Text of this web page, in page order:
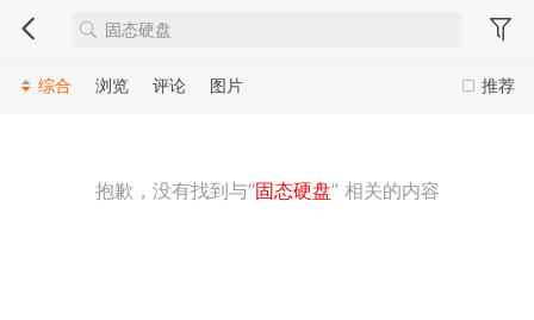
推荐
综合 浏览 评论 图片
抱歉，没有找到与“固态硬盘” 相关的内容